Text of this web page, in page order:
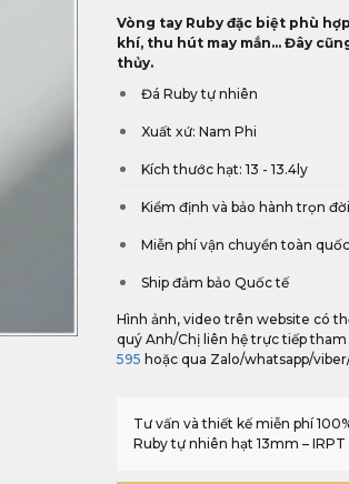
Vòng tay Ruby đặc biệt phù
khí, thu hút may mắn... Đây
thủy.
Đá Ruby tự nhiên
Xuất xứ: Nam Phi
Kích thước hạt: 13 - 13.4ly
Kiểm định và bảo hành trọn đời
Miễn phí vận chuyển toàn quốc
Ship đảm bảo Quốc tế
Hình ảnh, video trên website có
quý Anh/Chị liên hệ trực tiếp
595 hoặc qua Zalo/whatsapp/
Tư vấn và thiết kế miễn phí
Ruby tự nhiên hạt 13mm – IRPT